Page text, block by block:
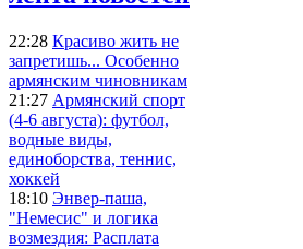
22:28 Красиво жить не
запретишь... Особенно
армянским чиновникам
21:27 Армянский спорт
(4-6 августа): футбол,
водные виды,
единоборства, теннис,
хоккей
18:10 Энвер-паша,
"Немесис" и логика
возмездия: Расплата